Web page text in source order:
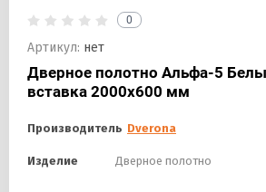
0
Артикул: нет
Дверное полотно Альфа-5
вставка 2000х600 мм
Производитель Dverona
Изделие Дверное полотно